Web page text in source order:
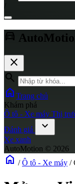
directions_car
close
search
home Trang chủ
Khám phá
Ô tô - Xe máy Thị
Đánh giá
expand_more
Xe xanh
AutoMotion © 2026
home / Ô tô - Xe máy /